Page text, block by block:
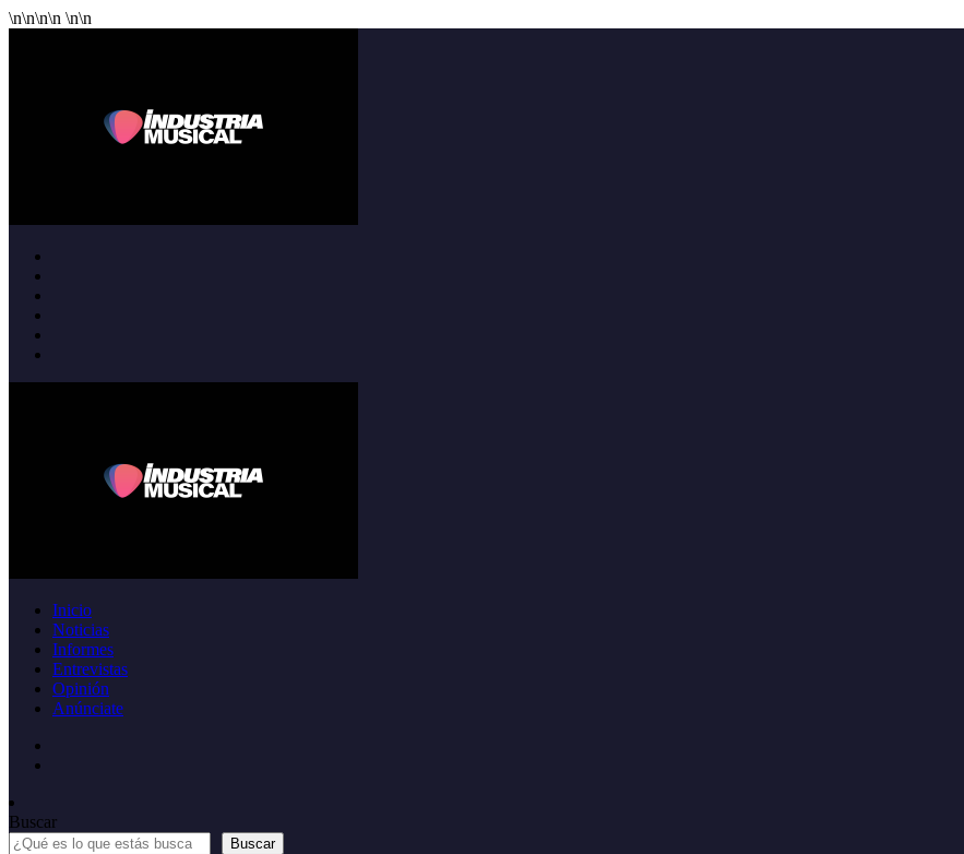
\n\n\n\n \n\n
Inicio
Noticias
Informes
Entrevistas
Opinión
Anúnciate
Buscar
Buscar